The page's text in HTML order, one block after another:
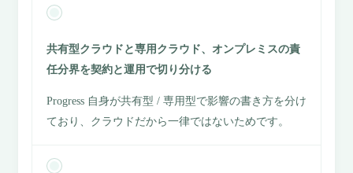
共有型クラウドと専用クラウド、オンプレミスの責
任分界を契約と運用で切り分ける
Progress 自身が共有型 / 専用型で影響の書き方を分け
ており、クラウドだから一律ではないためです。